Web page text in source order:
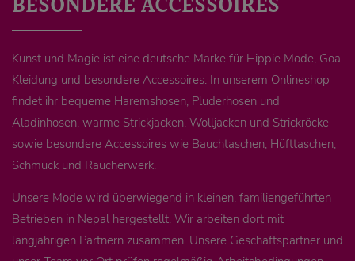
Kunst und Magie ist eine deutsche Marke für Hippie Mode, Goa
Kleidung und besondere Accessoires. In unserem Onlineshop
findet ihr bequeme Haremshosen, Pluderhosen und
Aladinhosen, warme Strickjacken, Wolljacken und Strickröcke
sowie besondere Accessoires wie Bauchtaschen, Hüfttaschen,
Schmuck und Räucherwerk.
Unsere Mode wird überwiegend in kleinen, familiengeführten
Betrieben in Nepal hergestellt. Wir arbeiten dort mit
langjährigen Partnern zusammen. Unsere Geschäftspartner und